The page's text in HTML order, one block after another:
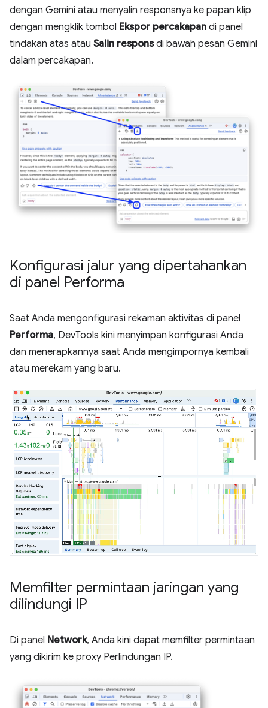
dengan Gemini atau menyalin responsnya ke papan klip
dengan mengklik tombol Ekspor percakapan di panel
tindakan atas atau Salin responsdi bawah pesan Gemini
dalam percakapan.
Konfigurasi jalur yang dipertahankan
di panel Performa
Saat Anda mengonfigurasi rekaman aktivitas di panel
Performa, DevTools kini menyimpan konfigurasi Anda
dan menerapkannya saat Anda mengimpornya kembali
atau merekam yang baru.
Memfilter permintaan jaringan yang
dilindungi IP
Di panel Network, Anda kini dapat memfilter permintaan
yang dikirim ke proxy Perlindungan IP.